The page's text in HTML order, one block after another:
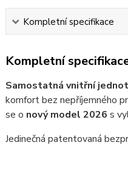
Kompletní specifikace
Kompletní
Samostatná vnitřní
komfort bez nepříjemného
se o nový model 2026 s
Jedinečná patentovaná